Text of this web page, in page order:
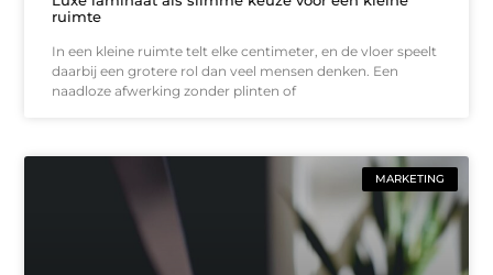
ruimte
In een kleine ruimte telt elke centimeter, en de vloer speelt
daarbij een grotere rol dan veel mensen denken. Een
naadloze afwerking zonder plinten of
MARKETING